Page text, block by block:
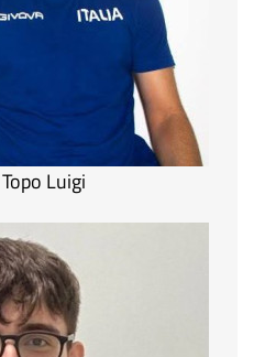
Topo Luigi